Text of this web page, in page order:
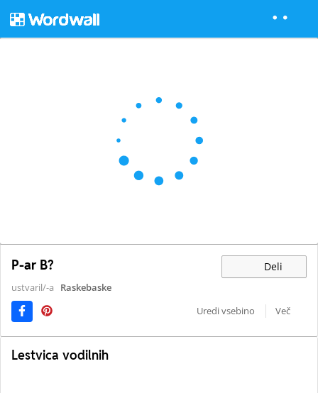
P-ar B? Deli
ustvaril/-a
Raskebaske
Uredi vsebino
Več
Lestvica vodilnih